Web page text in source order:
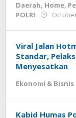
Daerah, Home,
POLRI
Viral Jalan
Standar,
Menyesatkan
Ekonomi & Bisnis
Kabid Humas